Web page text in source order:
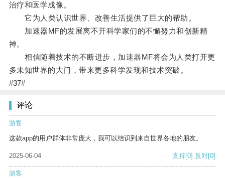
治疗和医学成像。
它为人类认识世界、改善生活提供了巨大的帮助。
加速器MF的发展离不开科学家们的不懈努力和创新精
神。
相信随着技术的不断进步，加速器MF将会为人类打开更
多未知世界的大门，带来更多科学发现和技术突破。
#37#
评论
游客
这款app的用户群体非常庞大，我可以结识到来自世界各地的朋友。
2025-06-04 支持[0] 反对[0]
游客